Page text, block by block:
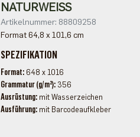
NATURWEISS
Artikelnummer: 88809258
Format 64,8 x 101,6 cm
SPEZIFIKATION
Format 648 x 1016
Grammatur (g/m²) 356
Ausrüstung mit Wasserzeichen
Ausführung mit Barcodeaufkleber